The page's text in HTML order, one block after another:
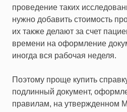
проведение таких
нужно добавить стоимость
их также делают за счет
времени на оформление
иногда вся рабочая неделя.
Поэтому проще купить
подлинный документ,
правилам, на утвержденном